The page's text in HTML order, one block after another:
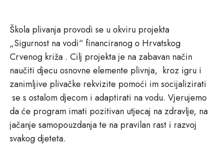
Škola plivanja provodi se u okviru projekta
„Sigurnost na vodi“ financiranog o Hrvatskog
Crvenog križa . Cilj projekta je na zabavan način
naučiti djecu osnovne elemente plivnja, kroz igru i
zanimljive plivačke rekvizite pomoći im socijalizirati
se s ostalom djecom i adaptirati na vodu. Vjerujemo
da će program imati pozitivan utjecaj na zdravlje, na
jačanje samopouzdanja te na pravilan rast i razvoj
svakog djeteta.